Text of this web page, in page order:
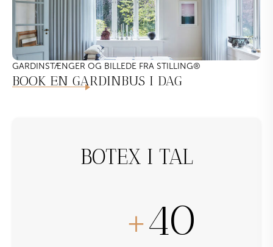
GARDINSTÆNGER OG BILLEDE FRA STILLING®
BOOK EN GARDINBUS I DAG
BOTEX I TAL
+40